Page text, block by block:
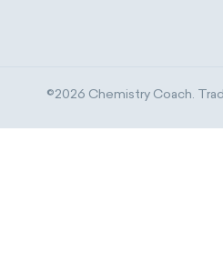
©2026 Chemistry Coach.